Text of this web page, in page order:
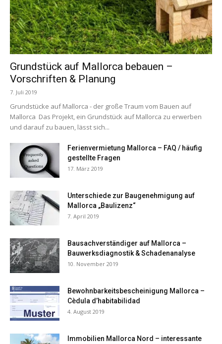
Grundstück auf Mallorca bebauen –
Vorschriften & Planung
7. Juli 2019
Grundstücke auf Mallorca - der große Traum vom Bauen auf
Mallorca Das Projekt, ein Grundstück auf Mallorca zu erwerben
und darauf zu bauen, lässt sich...
Ferienvermietung Mallorca – FAQ / häufig
gestellte Fragen
17. März 2019
Unterschiede zur Baugenehmigung auf
Mallorca „Baulizenz“
7. April 2019
Bausachverständiger auf Mallorca –
Bauwerksdiagnostik & Schadenanalyse
10. November 2019
Bewohnbarkeitsbescheinigung Mallorca –
Cèdula d’habitabilidad
4. August 2019
Immobilien Mallorca Nord – interessante